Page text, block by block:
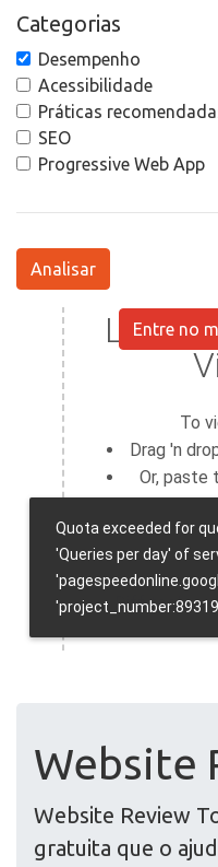
Categorias
Desempenho
Acessibilidade
Práticas
SEO
Progressive Web App
Analisar
Entre no
Website
Website Review
gratuita que o